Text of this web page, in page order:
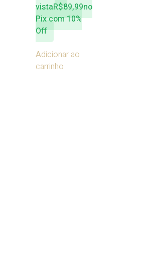
vistaR$89,99no
Pix com 10%
Off
Adicionar ao
carrinho